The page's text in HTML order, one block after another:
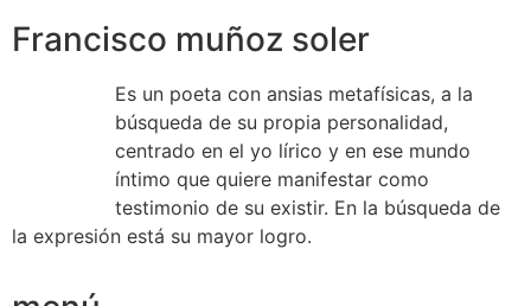
Francisco muñoz soler
Es un poeta con ansias metafísicas, a la
búsqueda de su propia personalidad,
centrado en el yo lírico y en ese mundo
íntimo que quiere manifestar como
testimonio de su existir. En la búsqueda de
la expresión está su mayor logro.